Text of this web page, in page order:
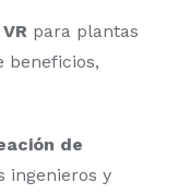
para plantas
beneficios,
de
ingenieros y